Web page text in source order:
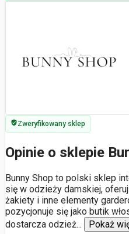
Zweryfikowany sklep
Opinie o sklepie
Bunny Shop to polski sklep
się w odzieży damskiej,
żakiety i inne elementy
pozycjonuje się jako butik
dostarcza odzież... Pokaż